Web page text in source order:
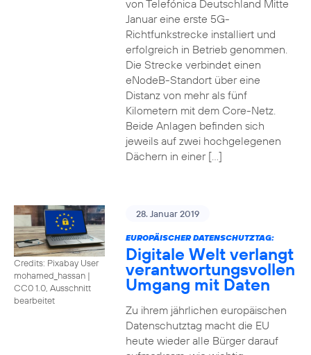
von Telefónica Deutschland Mitte
Januar eine erste 5G-
Richtfunkstrecke installiert und
erfolgreich in Betrieb genommen.
Die Strecke verbindet einen
eNodeB-Standort über eine
Distanz von mehr als fünf
Kilometern mit dem Core-Netz.
Beide Anlagen befinden sich
jeweils auf zwei hochgelegenen
Dächern in einer […]
Credits: Pixabay User
mohamed_hassan |
CC0 1.0, Ausschnitt
bearbeitet
28. Januar 2019
EUROPÄISCHER DATENSCHUTZTAG:
Digitale Welt verlangt
verantwortungsvollen
Umgang mit Daten
Zu ihrem jährlichen europäischen
Datenschutztag macht die EU
heute wieder alle Bürger darauf